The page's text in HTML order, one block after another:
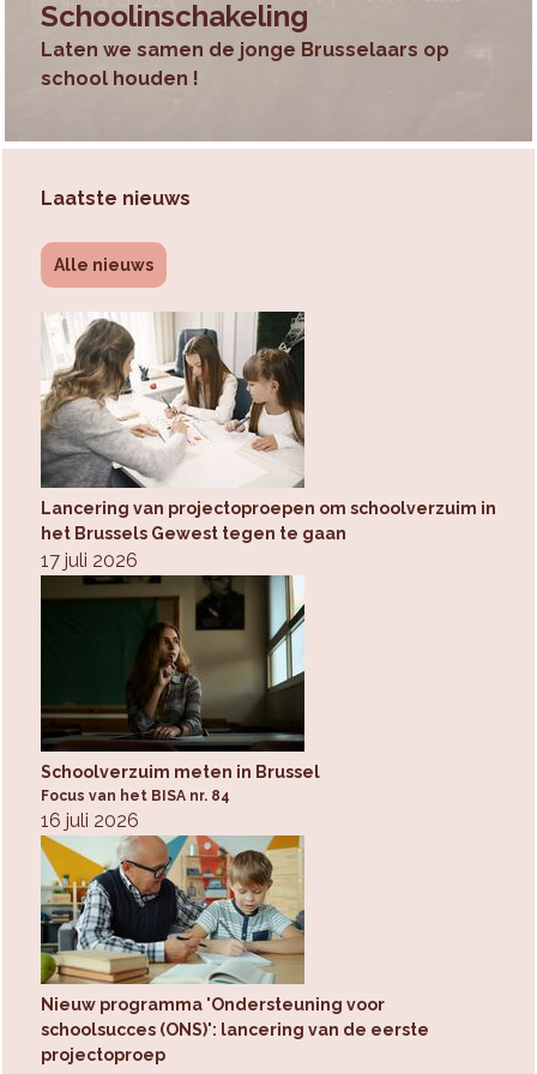
Schoolinschakeling
Laten we samen de jonge Brusselaars op
school houden !
Laatste nieuws
Alle nieuws
Lancering van projectoproepen om schoolverzuim in
het Brussels Gewest tegen te gaan
17 juli 2026
Schoolverzuim meten in Brussel
Focus van het BISA nr. 84
16 juli 2026
Nieuw programma 'Ondersteuning voor
schoolsucces (ONS)': lancering van de eerste
projectoproep